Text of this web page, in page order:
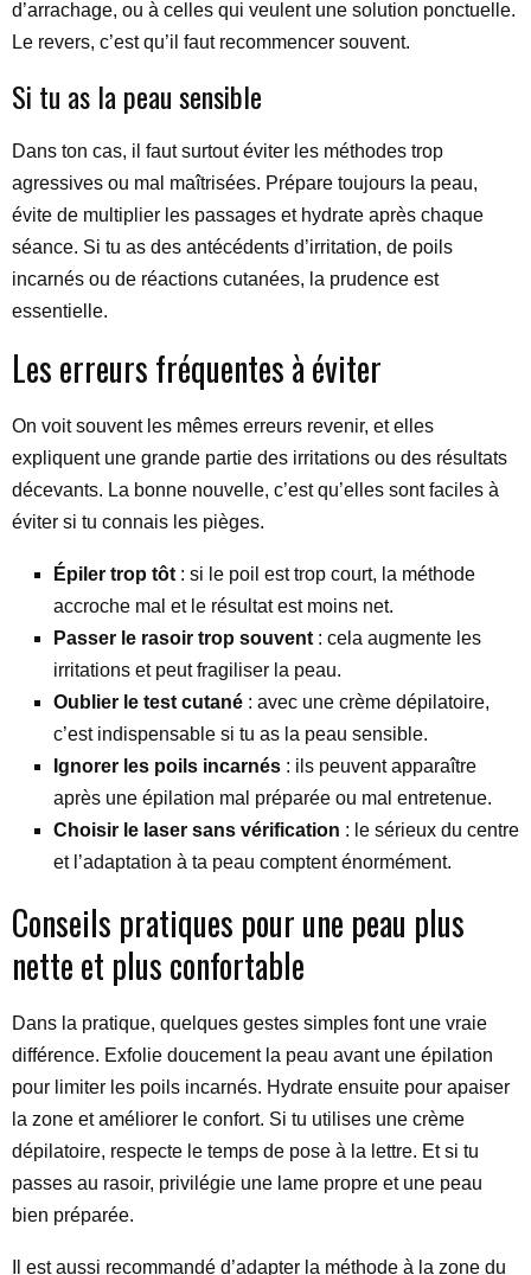
d’arrachage, ou à celles qui veulent une solution ponctuelle.
Le revers, c’est qu’il faut recommencer souvent.
Si tu as la peau sensible
Dans ton cas, il faut surtout éviter les méthodes trop
agressives ou mal maîtrisées. Prépare toujours la peau,
évite de multiplier les passages et hydrate après chaque
séance. Si tu as des antécédents d’irritation, de poils
incarnés ou de réactions cutanées, la prudence est
essentielle.
Les erreurs fréquentes à éviter
On voit souvent les mêmes erreurs revenir, et elles
expliquent une grande partie des irritations ou des résultats
décevants. La bonne nouvelle, c’est qu’elles sont faciles à
éviter si tu connais les pièges.
Épiler trop tôt : si le poil est trop court, la méthode
accroche mal et le résultat est moins net.
Passer le rasoir trop souvent : cela augmente les
irritations et peut fragiliser la peau.
Oublier le test cutané : avec une crème dépilatoire,
c’est indispensable si tu as la peau sensible.
Ignorer les poils incarnés : ils peuvent apparaître
après une épilation mal préparée ou mal entretenue.
Choisir le laser sans vérification : le sérieux du centre
et l’adaptation à ta peau comptent énormément.
Conseils pratiques pour une peau plus
nette et plus confortable
Dans la pratique, quelques gestes simples font une vraie
différence. Exfolie doucement la peau avant une épilation
pour limiter les poils incarnés. Hydrate ensuite pour apaiser
la zone et améliorer le confort. Si tu utilises une crème
dépilatoire, respecte le temps de pose à la lettre. Et si tu
passes au rasoir, privilégie une lame propre et une peau
bien préparée.
Il est aussi recommandé d’adapter la méthode à la zone du